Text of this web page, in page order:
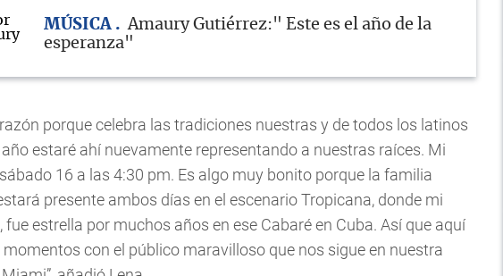
MÚSICA
Amaury Gutiérrez:" Este es el año de la
esperanza"
porque celebra las tradiciones nuestras y de todos los latinos
estaré ahí nuevamente representando a nuestras raíces. Mi
16 a las 4:30 pm. Es algo muy bonito porque la familia
presente ambos días en el escenario Tropicana, donde mi
fue estrella por muchos años en ese Cabaré en Cuba. Así que aquí
con el público maravilloso que nos sigue en nuestra